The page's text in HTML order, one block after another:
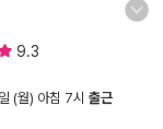
9.3
(월) 아침 7시 출근